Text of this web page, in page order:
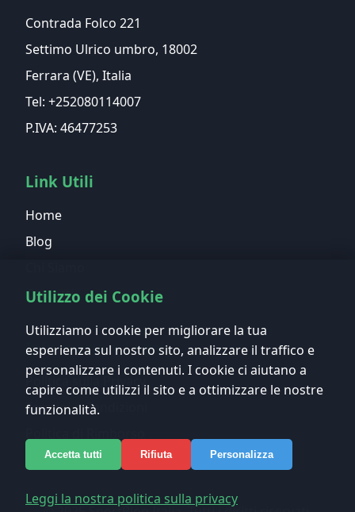
Contrada Folco 221
Settimo Ulrico umbro, 18002
Ferrara (VE), Italia
Tel: +252080114007
P.IVA: 46477253
Link Utili
Home
Blog
Contatti
Informazioni Legali
Politica sulla Privacy
Termini e Condizioni
Utilizzo dei Cookie
Utilizziamo i cookie per migliorare la tua
esperienza sul nostro sito, analizzare il traffico e
personalizzare i contenuti. I cookie ci aiutano a
capire come utilizzi il sito e a ottimizzare le nostre
funzionalità.
Accetta tutti Rifiuta Personalizza
Leggi la nostra politica sulla privacy